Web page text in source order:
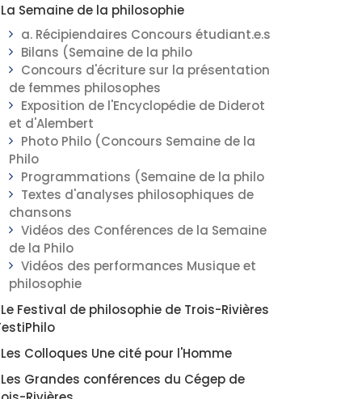
La Semaine de la philosophie
a. Récipiendaires Concours étudiant.e.s
Bilans (Semaine de la philo
Concours d'écriture sur la présentation
de femmes philosophes
Exposition de l'Encyclopédie de Diderot
et d'Alembert
Photo Philo (Concours Semaine de la
Philo
Programmations (Semaine de la philo
Textes d'analyses philosophiques de
chansons
Vidéos des Conférences de la Semaine
de la Philo
Vidéos des performances Musique et
philosophie
Le Festival de philosophie de Trois-Rivières
Les Colloques Une cité pour l'Homme
Les Grandes conférences du Cégep de